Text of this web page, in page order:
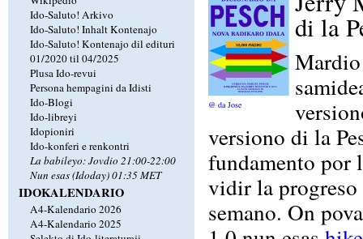
Ido-Saluto! Arkivo
Ido-Saluto! Inhalt Kontenajo
Ido-Saluto! Kontenajo dil edituri
01/2020 til 04/2025
Plusa Ido-revui
Persona hempagini da Idisti
Ido-Blogi
Ido-libreyi
Idopioniri
Ido-konferi e renkontri
La babileyo: Jovdio 21:00-22:00
Nun esas (Idoday) 01:35 MET
IDOKALENDARIO
A4-Kalendario 2026
A4-Kalendario 2025
@ da Jose
di la
versiono di la
fundamento por
vidir la
semano. On